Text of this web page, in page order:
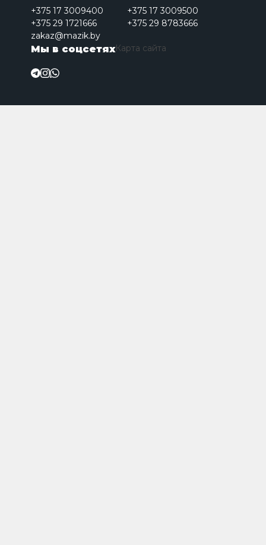
+375 17 3009400
+375 17 3009500
+375 29 1721666
+375 29 8783666
zakaz@mazik.by
Мы в соцсетяхКарта сайта